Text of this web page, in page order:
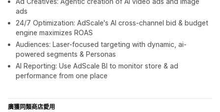
ads
24/7 Optimization: AdScale's AI cross-channel bid & budget
engine maximizes ROAS
Audiences: Laser-focused targeting with dynamic, ai-
powered segments & Personas
AI Reporting: Use AdScale BI to monitor store & ad
performance from one place
廣獲同類商店愛用